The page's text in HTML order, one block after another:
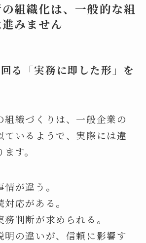
組織化は、一般的な組
みません
る「実務に即した形」を
組織づくりは、一般企業の
ているようで、実際には違
す。
が違う。
応がある。
判断が求められる。
明の違いが、信頼に影響す